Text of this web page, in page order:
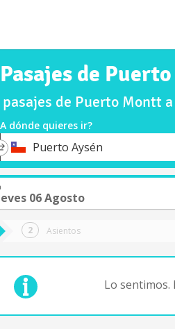
Pasajes de
pasajes de Puerto Montt
dónde quieres ir?
*
DestinoPuerto Aysén
06 Agosto
Asientos
Lo